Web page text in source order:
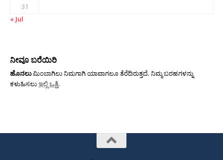
31
« Jul
ನೀವೂ ಬರೆಯಿರಿ
ಹೊನಲುಮಿಂಬಾಗಿಲು ನಿಮಗಾಗಿ ಯಾವಾಗಲೂ ತೆರೆದಿರುತ್ತದೆ. ನಿಮ್ಮ ಬರಹಗಳನ್ನು
ಕಳುಹಿಸಲುಇಲ್ಲಿ ಒತ್ತಿ.